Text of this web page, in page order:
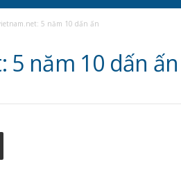
5 năm 10 dấn ấn
5 năm 10 dấn ấn